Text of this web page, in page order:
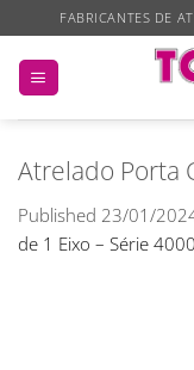
to
content
FABRICANTES DE
Atrelado Porta
Published 23/01/
de 1 Eixo – Série 4000